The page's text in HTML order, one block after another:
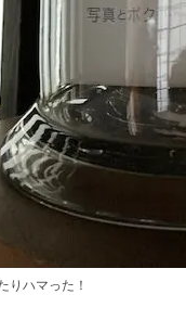
りハマった！